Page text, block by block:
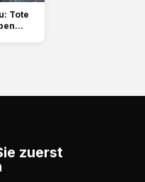
Tote
zuerst